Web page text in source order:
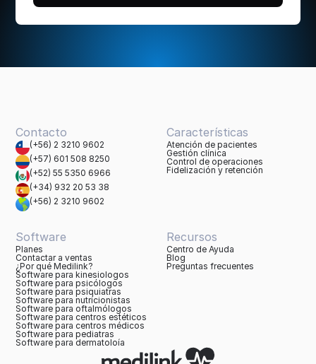
Contacto
(+56) 2 3210 9602
(+57) 601 508 8250
(+52) 55 5350 6966
(+34) 932 20 53 38
(+56) 2 3210 9602
Características
Atención de pacientes
Gestión clínica
Control de operaciones
Fidelización y retención
Software
Planes
Contactar a ventas
¿Por qué Medilink?
Software para kinesiologos
Software para psicólogos
Software para psiquiatras
Software para nutricionistas
Software para oftalmólogos
Software para centros estéticos
Software para centros médicos
Software para pediatras
Software para dermatoloía
Recursos
Centro de Ayuda
Blog
Preguntas frecuentes